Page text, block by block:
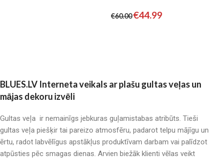
€60.00€44.99
BLUES.LV Interneta veikals ar plašu gultas veļas un
mājas dekoru izvēli
Gultas veļa ir nemainīgs jebkuras guļamistabas atribūts. Tieši
gultas veļa piešķir tai pareizo atmosfēru, padarot telpu mājīgu un
ērtu, radot labvēlīgus apstākļus produktīvam darbam vai palīdzot
atpūsties pēc smagas dienas. Arvien biežāk klienti vēlas veikt